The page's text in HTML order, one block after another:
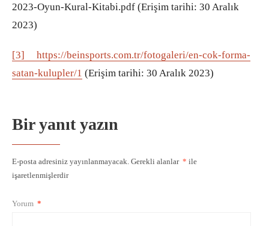
2023-Oyun-Kural-Kitabi.pdf (Erişim tarihi: 30 Aralık
2023)
[3] https://beinsports.com.tr/fotogaleri/en-cok-forma-
satan-kulupler/1 (Erişim tarihi: 30 Aralık 2023)
Bir yanıt yazın
E-posta adresiniz yayınlanmayacak. Gerekli alanlar * ile
işaretlenmişlerdir
Yorum *